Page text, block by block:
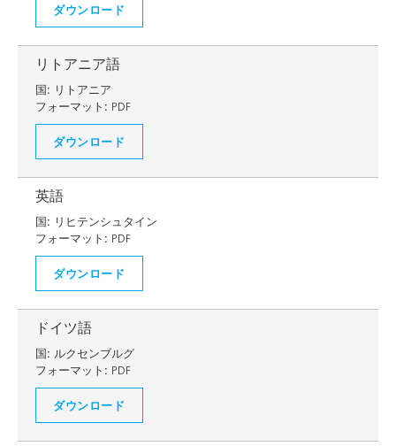
ダウンロード
リトアニア語
国: リトアニア
フォーマット: PDF
ダウンロード
英語
国: リヒテンシュタイン
フォーマット: PDF
ダウンロード
ドイツ語
国: ルクセンブルグ
フォーマット: PDF
ダウンロード